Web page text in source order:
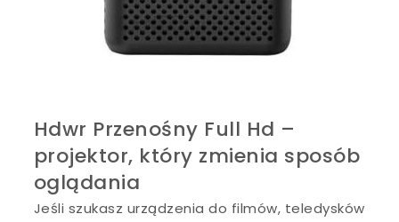
Hdwr Przenośny Full Hd –
projektor, który zmienia sposób
oglądania
Jeśli szukasz urządzenia do filmów, teledysków